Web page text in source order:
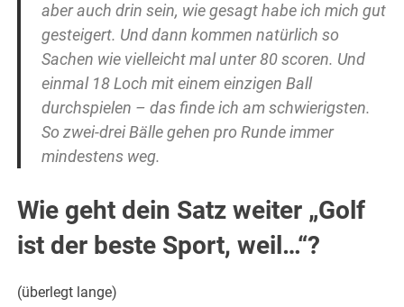
aber auch drin sein, wie gesagt habe ich mich gut
gesteigert. Und dann kommen natürlich so
Sachen wie vielleicht mal unter 80 scoren. Und
einmal 18 Loch mit einem einzigen Ball
durchspielen – das finde ich am schwierigsten.
So zwei-drei Bälle gehen pro Runde immer
mindestens weg.
Wie geht dein Satz weiter „Golf
ist der beste Sport, weil…“?
(überlegt lange)